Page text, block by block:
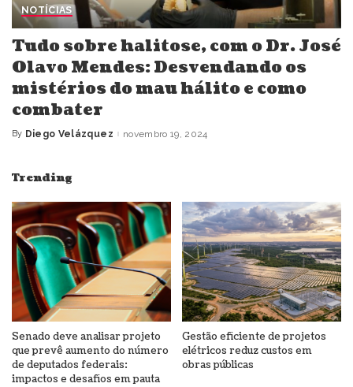
NOTÍCIAS
Tudo sobre halitose, com o Dr. José
Olavo Mendes: Desvendando os
mistérios do mau hálito e como
combater
Posted
By Diego Velázquez novembro 19, 2024
Trending
Senado deve analisar projeto
que prevê aumento do número
de deputados federais:
impactos e desafios em pauta
Gestão eficiente de projetos
elétricos reduz custos em
obras públicas